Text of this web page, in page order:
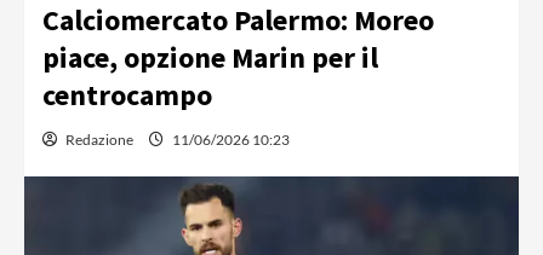
Calciomercato Palermo: Moreo
piace, opzione Marin per il
centrocampo
Redazione 11/06/2026 10:23